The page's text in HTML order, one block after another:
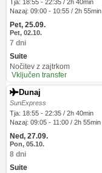
Tja: 18:55 - 22:35 / 2h 40min
Nazaj: 09:00 - 10:55 / 2h 55min
Pet, 25.09.
Pet, 02.10.
7 dni
Suite
Nočitev z zajtrkom
Vključen transfer
Dunaj
SunExpress
Tja: 18:55 - 22:35 / 2h 40min
Nazaj: 09:05 - 11:00 / 2h 55min
Ned, 27.09.
Pon, 05.10.
8 dni
Suite